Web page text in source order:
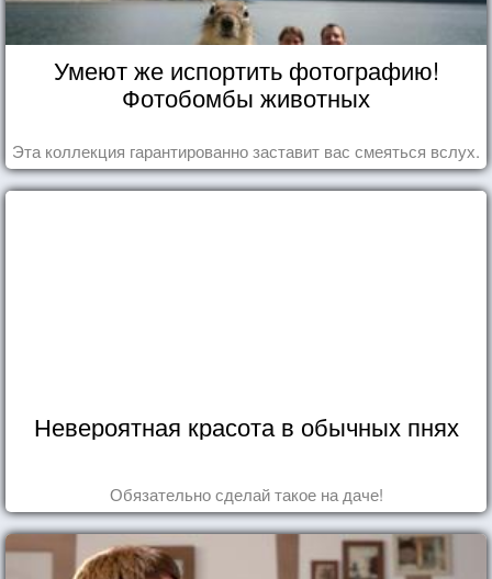
Умеют же испортить фотографию!
Фотобомбы животных
Эта коллекция гарантированно заставит вас смеяться вслух.
Невероятная красота в обычных пнях
Обязательно сделай такое на даче!